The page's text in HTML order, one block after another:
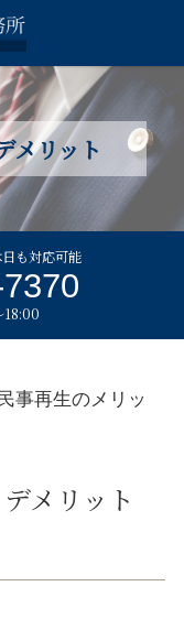
メリット
も対応可能
18:00
民事再生のメリッ
メリット